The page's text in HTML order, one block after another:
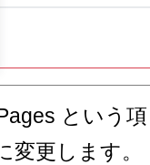
という
変更します。